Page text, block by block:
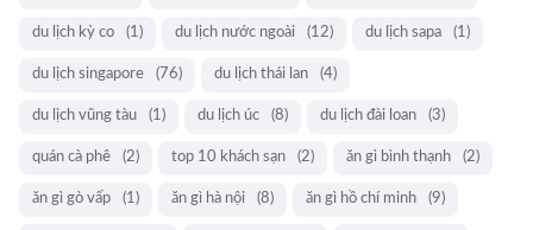
du lịch kỳ co (1) du lịch nước ngoài (12) du lịch sapa (1)
du lịch singapore (76) du lịch thái lan (4)
du lịch vũng tàu (1) du lịch úc (8) du lịch đài loan (3)
quán cà phê (2) top 10 khách sạn (2) ăn gì bình thạnh (2)
ăn gì gò vấp (1) ăn gì hà nội (8) ăn gì hồ chí minh (9)